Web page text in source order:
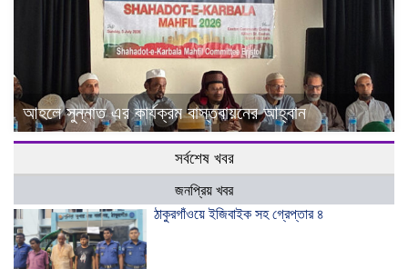
আহলে সুন্নাত এর কার্যক্রম বাস্তবায়নের আহ্বান
সর্বশেষ খবর
জনপ্রিয় খবর
ঠাকুরগাঁওয়ে ইজিবাইক সহ গ্রেপ্তার ৪